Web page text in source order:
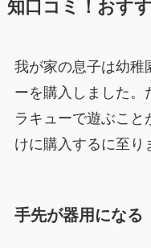
知口コミ！おす
我が家の息子は幼稚
ーを購入しました。
ラキューで遊ぶこ
けに購入するに至り
手先が器用になる